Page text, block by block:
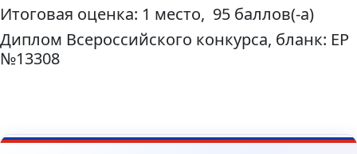
Итоговая оценка: 1 место, 95 баллов(-а)
Диплом Всероссийского конкурса, бланк: ЕР
№13308